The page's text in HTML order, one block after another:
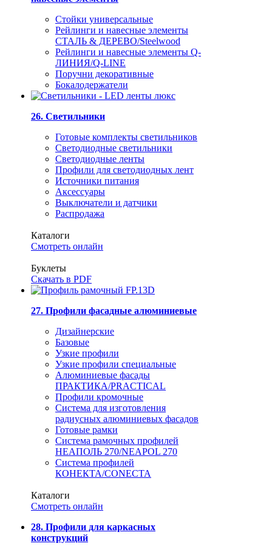
Стойки универсальные
Рейлинги и навесные элементы
СТАЛЬ & ДЕРЕВО/Steelwood
Рейлинги и навесные элементы Q-
ЛИНИЯ/Q-LINE
Поручни декоративные
Бокалодержатели
26. Светильники
Готовые комплекты светильников
Светодиодные светильники
Светодиодные ленты
Профили для светодиодных лент
Источники питания
Аксессуары
Выключатели и датчики
Распродажа
Каталоги
Смотреть онлайн
Буклеты
Скачать в PDF
27. Профили фасадные алюминиевые
Дизайнерские
Базовые
Узкие профили
Узкие профили специальные
Алюминиевые фасады
ПРАКТИКА/PRACTICAL
Профили кромочные
Система для изготовления
радиусных алюминиевых фасадов
Готовые рамки
Система рамочных профилей
НЕАПОЛЬ 270/NEAPOL 270
Система профилей
КОНЕКТА/CONECTA
Каталоги
Смотреть онлайн
28. Профили для каркасных
конструкций